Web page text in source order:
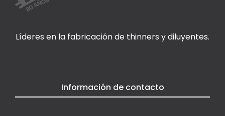
Líderes en la fabricación de thinners y diluyentes.
Información de contacto